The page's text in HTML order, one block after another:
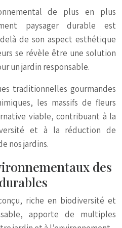
de plus en plus
paysager durable est
de son aspect esthétique
se révèle être une solution
un jardin responsable.
traditionnelles gourmandes
les massifs de fleurs
viable, contribuant à la
et à la réduction de
nos jardins.
des
riche en biodiversité et
apporte de multiples